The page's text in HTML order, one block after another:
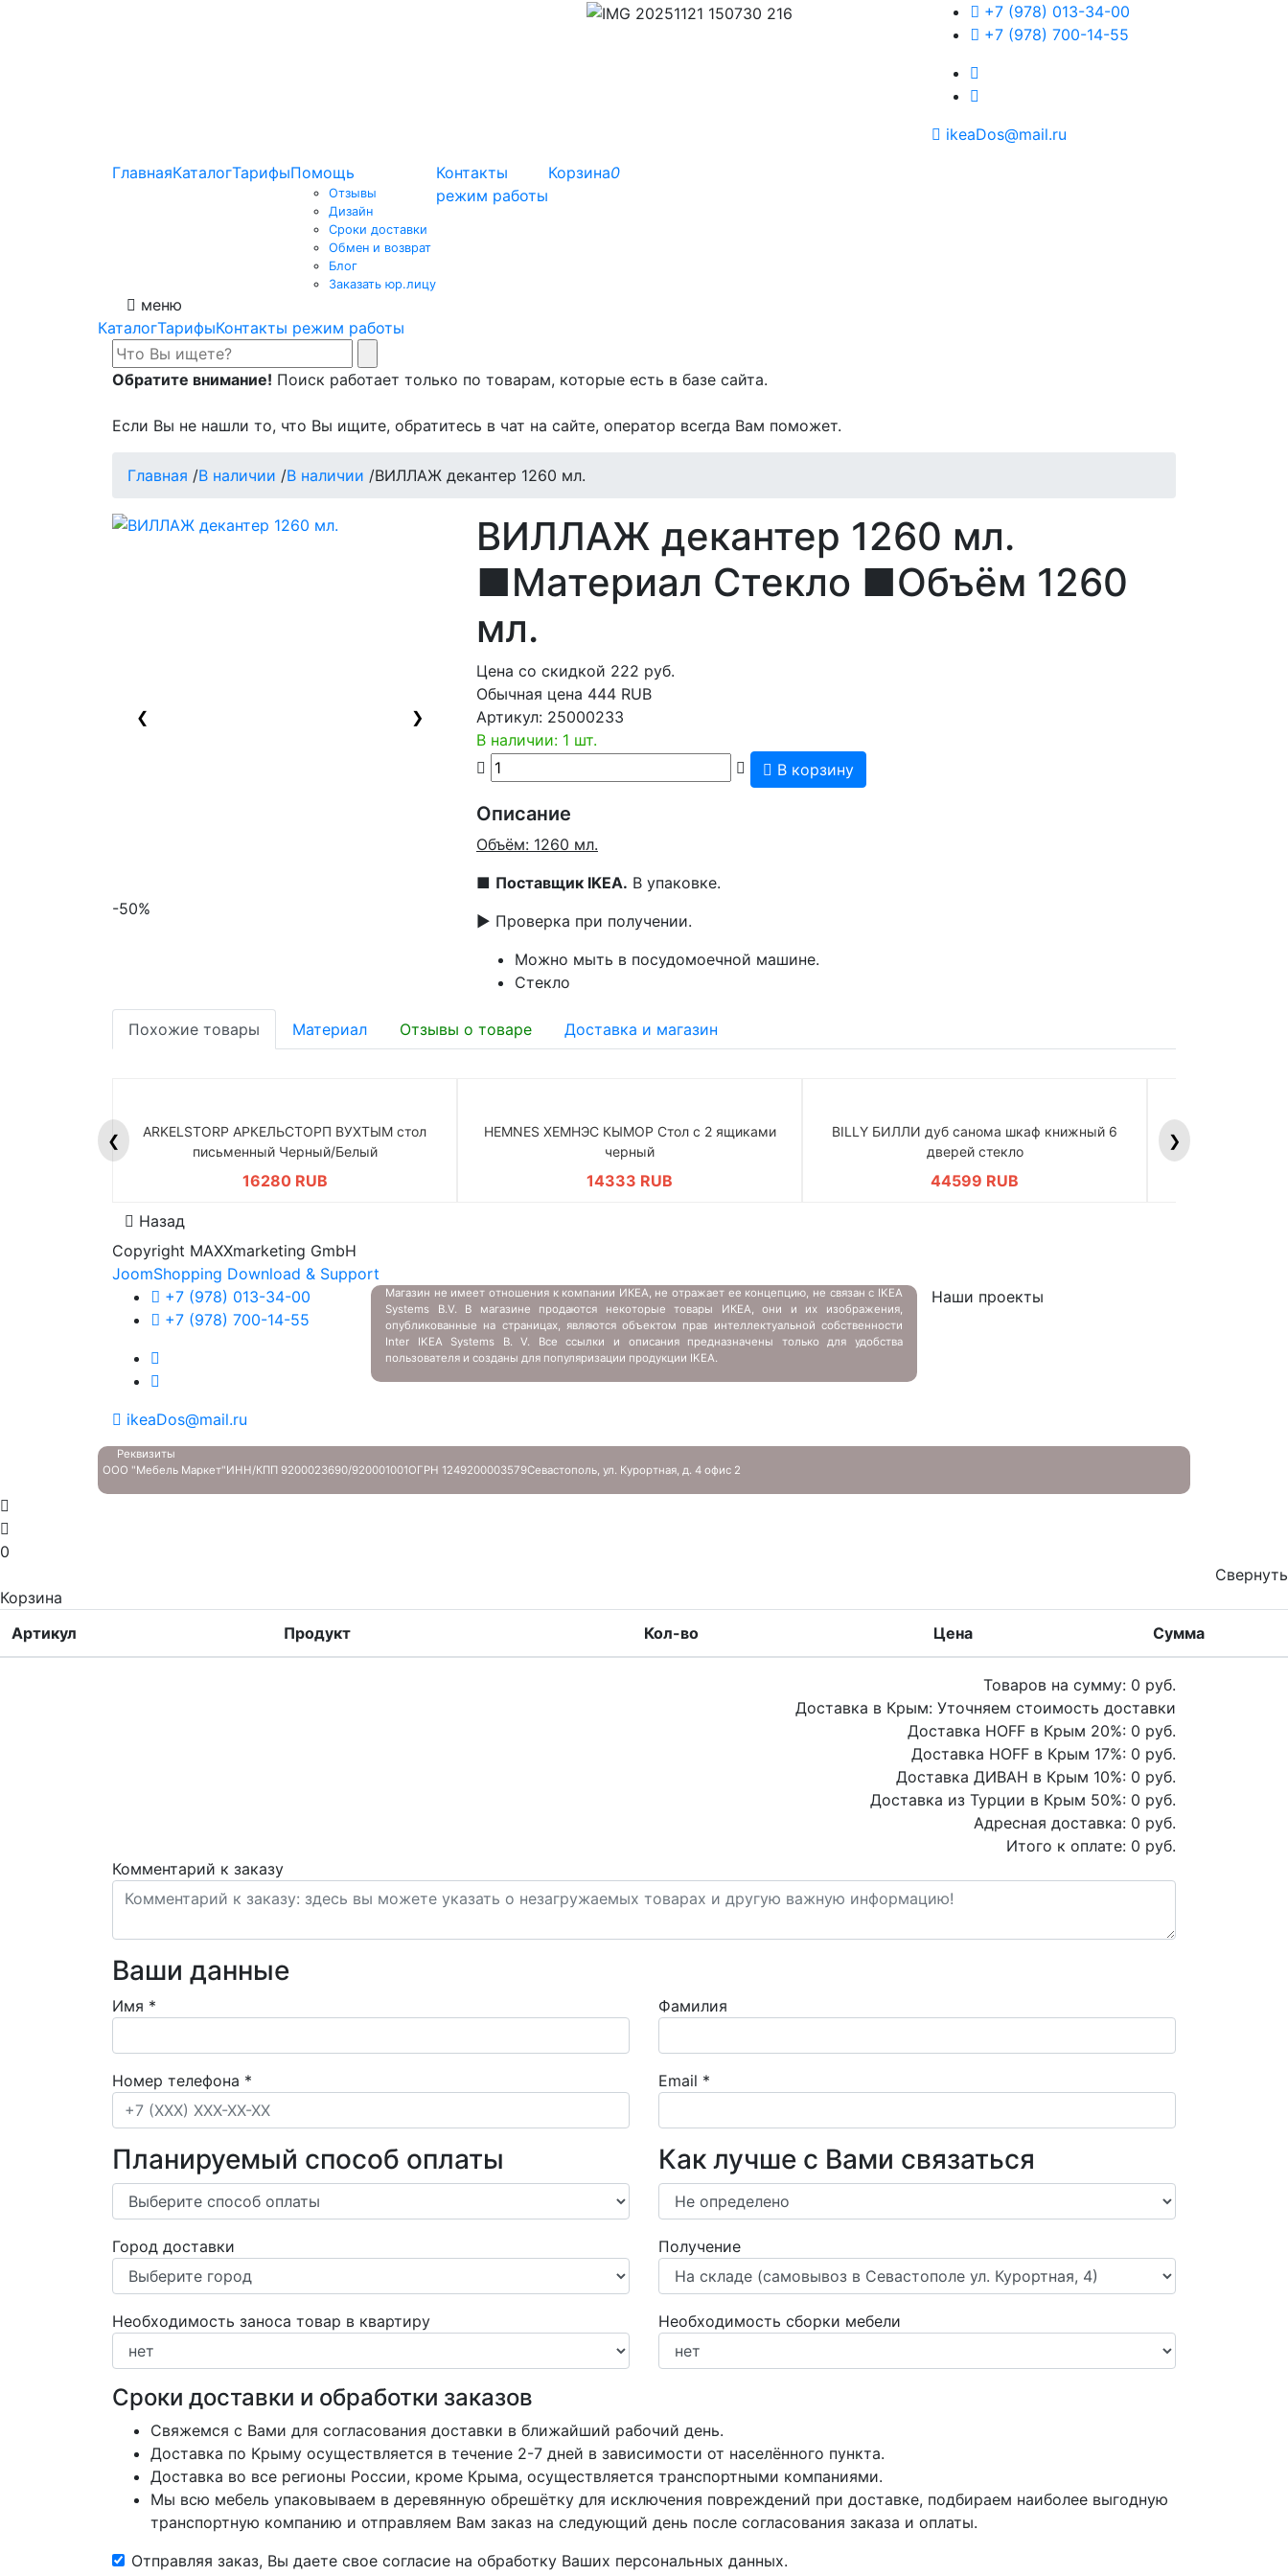
+7 (978) 013-34-00
+7 (978) 700-14-55
ikeaDos@mail.ru
ГлавнаяКаталогТарифыПомощь
Отзывы
Дизайн
Сроки доставки
Обмен и возврат
Блог
Заказать юр.лицу
Контакты
режим работы
Корзина0
меню
КаталогТарифыКонтакты режим работы
Обратите внимание! Поиск работает только по товарам, которые есть в базе сайта.
Если Вы не нашли то, что Вы ищите, обратитесь в чат на сайте, оператор всегда Вам поможет.
Главная /В наличии /В наличии /ВИЛЛАЖ декантер 1260 мл.
❮ ❯
-50%
ВИЛЛАЖ декантер 1260 мл.
■Материал Стекло ■Объём 1260
мл.
Цена со скидкой 222 руб.
Обычная цена 444 RUB
Артикул: 25000233
В наличии: 1 шт.
В корзину
Описание
Объём: 1260 мл.
■ Поставщик IKEA. В упаковке.
▶ Проверка при получении.
Можно мыть в посудомоечной машине.
Стекло
Похожие товары Материал Отзывы о товаре Доставка и магазин
❮
ARKELSTORP АРКЕЛЬСТОРП ВУХТЫМ стол
письменный Черный/Белый
16280 RUB
HEMNES ХЕМНЭС КЫМОР Стол c 2 ящиками
черный
14333 RUB
BILLY БИЛЛИ дуб санома шкаф книжный 6
дверей стекло
44599 RUB
BILLY БИЛЛИ
❯
Назад
Copyright MAXXmarketing GmbH
JoomShopping Download & Support
+7 (978) 013-34-00
+7 (978) 700-14-55
ikeaDos@mail.ru
Магазин не имеет отношения к компании ИКЕА, не отражает ее концепцию, не связан с IKEA
Systems B.V. В магазине продаются некоторые товары ИКЕА, они и их изображения,
опубликованные на страницах, являются объектом прав интеллектуальной собственности
Inter IKEA Systems B. V. Все ссылки и описания предназначены только для удобства
пользователя и созданы для популяризации продукции IKEA.
Наши проекты
Реквизиты
ООО "Мебель Маркет"ИНН/КПП 9200023690/920001001ОГРН 1249200003579Севастополь, ул. Курортная, д. 4 офис 2
0
Свернуть
Корзина
Артикул
Продукт Кол-во Цена Сумма
Товаров на сумму: 0 руб.
Доставка в Крым: Уточняем стоимость доставки
Доставка HOFF в Крым 20%: 0 руб.
Доставка HOFF в Крым 17%: 0 руб.
Доставка ДИВАН в Крым 10%: 0 руб.
Доставка из Турции в Крым 50%: 0 руб.
Адресная доставка: 0 руб.
Итого к оплате: 0 руб.
Комментарий к заказу
Ваши данные
Имя * Фамилия
Номер телефона * Email *
Планируемый способ оплаты Как лучше с Вами связаться
Город доставки Получение
Необходимость заноса товар в квартиру Необходимость сборки мебели
Сроки доставки и обработки заказов
Свяжемся с Вами для согласования доставки в ближайший рабочий день.
Доставка по Крыму осуществляется в течение 2-7 дней в зависимости от населённого пункта.
Доставка во все регионы России, кроме Крыма, осуществляется транспортными компаниями.
Мы всю мебель упаковываем в деревянную обрешётку для исключения повреждений при доставке, подбираем наиболее выгодную
транспортную компанию и отправляем Вам заказ на следующий день после согласования заказа и оплаты.
Отправляя заказ, Вы даете свое согласие на обработку Ваших персональных данных.